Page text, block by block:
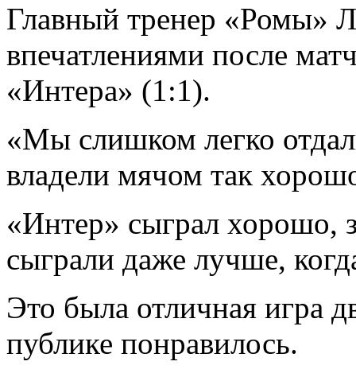
Главный тренер «Ромы»
впечатлениями после
«Интера» (1:1).
«Мы слишком легко
владели мячом так
«Интер» сыграл хорошо,
сыграли даже лучше,
Это была отличная игра
публике понравилось.